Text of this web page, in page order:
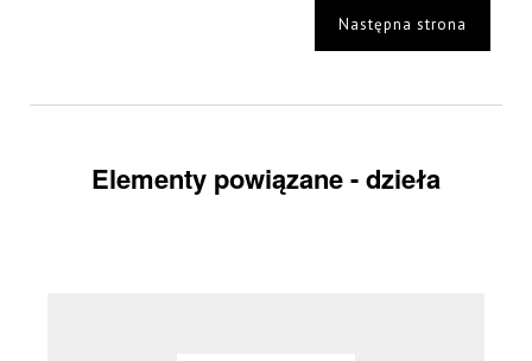
Następna strona
Elementy powiązane - dzieła